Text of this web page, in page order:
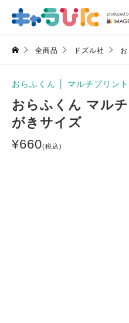
全商品 ドズル社
おらふくん マルチプリン
おらふくん マル
がきサイズ
¥660(税込)